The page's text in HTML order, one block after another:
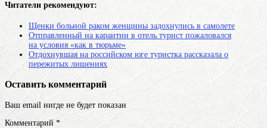
Читатели рекомендуют:
Щенки больной раком женщины задохнулись в самолете
Отправленный на карантин в отель турист пожаловался
на условия «как в тюрьме»
Отдохнувшая на российском юге туристка рассказала о
пережитых лишениях
Оставить комментарий
Ваш email нигде не будет показан
Комментарий *